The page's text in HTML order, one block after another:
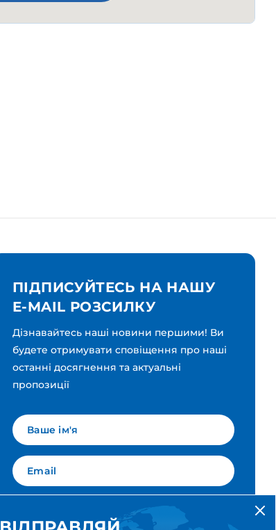
ПІДПИСУЙТЕСЬ НА НАШУ
E-MAIL РОЗСИЛКУ
Дізнавайтесь наші новини першими! Ви
будете отримувати сповіщення про наші
останні досягнення та актуальні
пропозиції
Мова для вашої розсилки Українська